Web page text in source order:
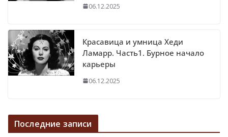
06.12.2025
Красавица и умница Хеди
Ламарр. Часть1. Бурное начало
карьеры
06.12.2025
Последние записи